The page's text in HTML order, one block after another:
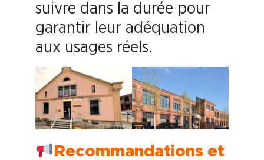
suivre dans la durée pour
garantir leur adéquation
aux usages réels.
Recommandations et